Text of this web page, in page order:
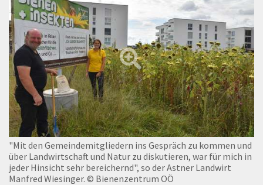
"Mit den Gemeindemitgliedern ins Gespräch zu kommen und
über Landwirtschaft und Natur zu diskutieren, war für mich in
jeder Hinsicht sehr bereichernd", so der Astner Landwirt
Manfred Wiesinger. © Bienenzentrum OÖ